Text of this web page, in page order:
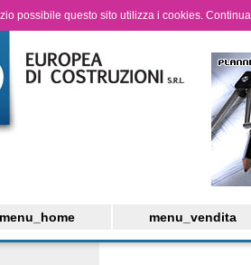
possibile questo sito utilizza i cookies.
menu_home menu_vendita